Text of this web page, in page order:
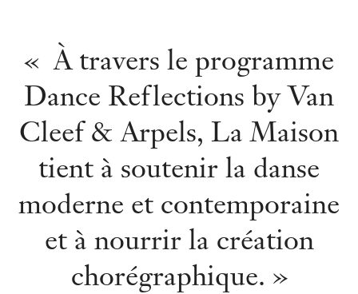
« À travers le programme
Dance Reflections by Van
Cleef & Arpels, La Maison
tient à soutenir la danse
moderne et contemporaine
et à nourrir la création
chorégraphique. »